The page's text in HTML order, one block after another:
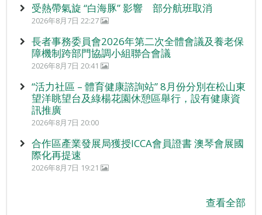
受熱帶氣旋 “白海豚” 影響 部分航班取消
2026年8月7日 22:27
長者事務委員會2026年第二次全體會議及養老保
障機制跨部門協調小組聯合會議
2026年8月7日 20:41
“活力社區 – 體育健康諮詢站” 8月份分別在松山東
望洋眺望台及綠楊花園休憩區舉行，設有健康資
訊推廣
2026年8月7日 20:00
合作區產業發展局獲授ICCA會員證書 澳琴會展國
際化再提速
2026年8月7日 19:21
查看全部